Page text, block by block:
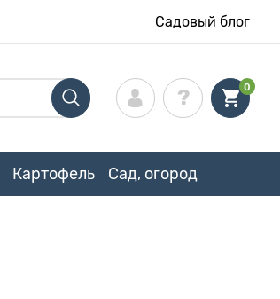
Садовый блог
0
Картофель Сад, огород